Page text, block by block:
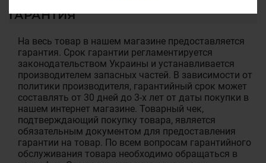
ГАРАНТИЯ
На весь товар в нашем магазине предоставляется
гарантия. Срок гарантии регламентируется
законодательством Украины и устанавливается
производителем запасных частей. В зависимости от
политики производителя, гарантийный срок может
составлять от 30 дней до 3-х лет от даты покупки в
нашем интернет магазине. Товарный чек,
подтверждающий покупку товара, является
обязательным документом для предоставления
гарантии на товар. По всем вопросам гарантийного
обслуживания товара необходимо обращаться в